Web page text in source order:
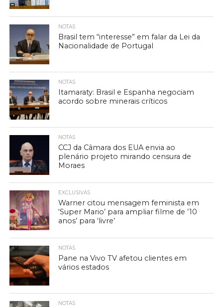
NOTAS
Brasil tem “interesse” em falar da Lei da
Nacionalidade de Portugal
NOTAS
Itamaraty: Brasil e Espanha negociam
acordo sobre minerais críticos
NOTAS
CCJ da Câmara dos EUA envia ao
plenário projeto mirando censura de
Moraes
EXCLUSIVAS
Warner citou mensagem feminista em
‘Super Mario’ para ampliar filme de ’10
anos’ para ‘livre’
NOTAS
Pane na Vivo TV afetou clientes em
vários estados
NOTAS